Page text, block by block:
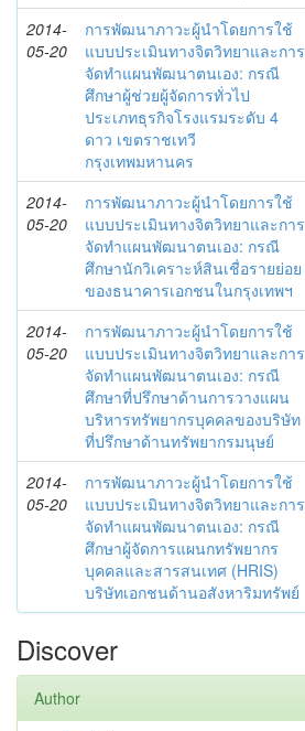
2014-
05-20
การพัฒนาภาวะผู้นำโดยการใช้
แบบประเมินทางจิตวิทยาและการ
จัดทำแผนพัฒนาตนเอง: กรณี
ศึกษาผู้ช่วยผู้จัดการทั่วไป
ประเภทธุรกิจโรงแรมระดับ 4
ดาว เขตราชเทวี
กรุงเทพมหานคร
2014-
05-20
การพัฒนาภาวะผู้นำโดยการใช้
แบบประเมินทางจิตวิทยาและการ
จัดทำแผนพัฒนาตนเอง: กรณี
ศึกษานักวิเคราะห์สินเชื่อรายย่อย
ของธนาคารเอกชนในกรุงเทพฯ
2014-
05-20
การพัฒนาภาวะผู้นำโดยการใช้
แบบประเมินทางจิตวิทยาและการ
จัดทำแผนพัฒนาตนเอง: กรณี
ศึกษาที่ปรึกษาด้านการวางแผน
บริหารทรัพยากรบุคคลของบริษัท
ที่ปรึกษาด้านทรัพยากรมนุษย์
2014-
05-20
การพัฒนาภาวะผู้นำโดยการใช้
แบบประเมินทางจิตวิทยาและการ
จัดทำแผนพัฒนาตนเอง: กรณี
ศึกษาผู้จัดการแผนกทรัพยากร
บุคคลและสารสนเทศ (HRIS)
บริษัทเอกชนด้านอสังหาริมทรัพย์
Discover
Author